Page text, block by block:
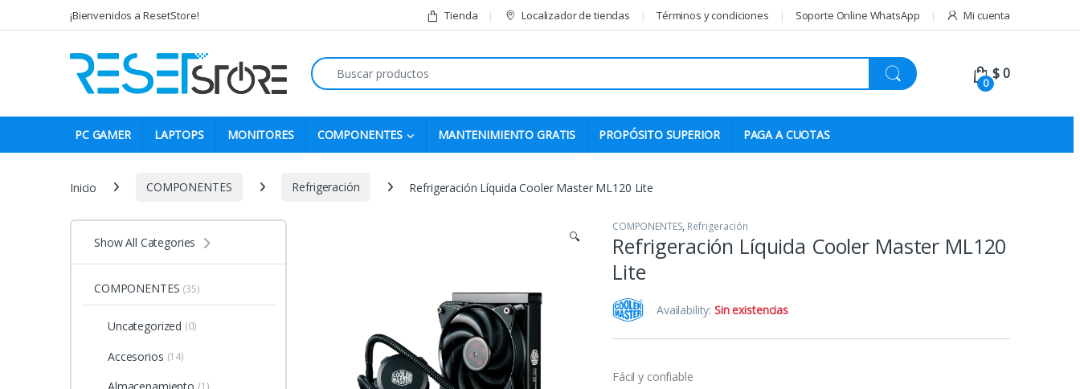
Skip to navigation
Skip to content¡Bienvenidos a ResetStore! Tienda Localizador de tiendas Términos y condiciones Soporte Online WhatsApp Mi cuenta
Search for:
0
$0
PC GAMER LAPTOPS MONITORES COMPONENTES MANTENIMIENTO GRATIS PROPÓSITO SUPERIOR PAGA A CUOTAS
Inicio COMPONENTES Refrigeración Refrigeración Líquida Cooler Master ML120 Lite
🔍
COMPONENTES, Refrigeración
Refrigeración Líquida Cooler Master ML120
Lite
Availability:Sin existencias
Fácil y confiable
Show All Categories
COMPONENTES (35)
Uncategorized (0)
Accesorios (14)